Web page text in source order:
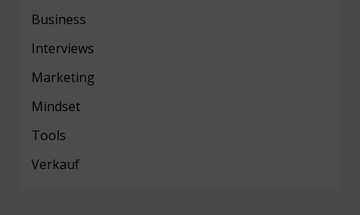
Business
Interviews
Marketing
Mindset
Tools
Verkauf